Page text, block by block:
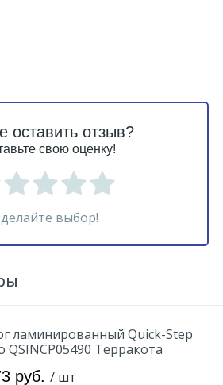
оставить отзыв?
свою оценку!
выбор!
ламинированный Quick-Step
QSINCP05490 Терракота
руб. / шт